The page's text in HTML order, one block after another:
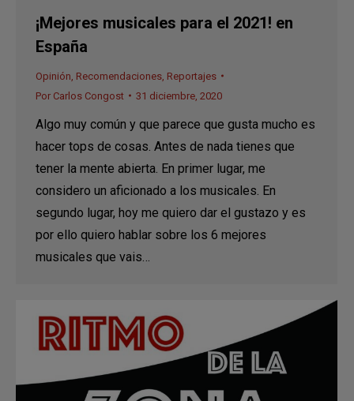
¡Mejores musicales para el 2021! en
España
Opinión Recomendaciones Reportajes
Por Carlos Congost 31 diciembre, 2020
Algo muy común y que parece que gusta mucho es
hacer tops de cosas. Antes de nada tienes que
tener la mente abierta. En primer lugar, me
considero un aficionado a los musicales. En
segundo lugar, hoy me quiero dar el gustazo y es
por ello quiero hablar sobre los 6 mejores
musicales que vais…